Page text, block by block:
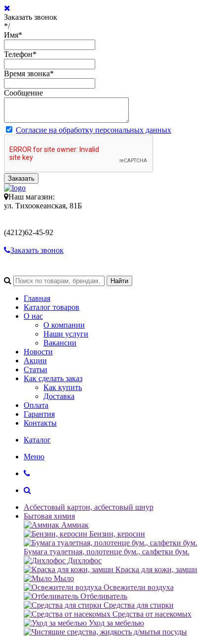
Заказать звонок
*/
Имя*
Телефон*
Время звонка*
Сообщение
Согласие на обработку персональных данных
Заказать
Наш магазин:
ул. Тихоокеанская, 81Б
(4212)62-45-92
Заказать звонок
Главная
Каталог товаров
О нас
О компании
Наши услуги
Вакансии
Новости
Акции
Статьи
Как сделать заказ
Как купить
Доставка
Оплата
Гарантия
Контакты
Каталог
Меню
Асбестовый картон, асбестовый шнур
Бытовая химия
Аммиак
Бензин, керосин
Бумага туалетная, полотенце бум., салфетки бум.
Дихлофос
Краска для кожи, замши
Мыло
Освежители воздуха
Отбеливатель
Средства для стирки
Средства от насекомых
Уход за мебелью